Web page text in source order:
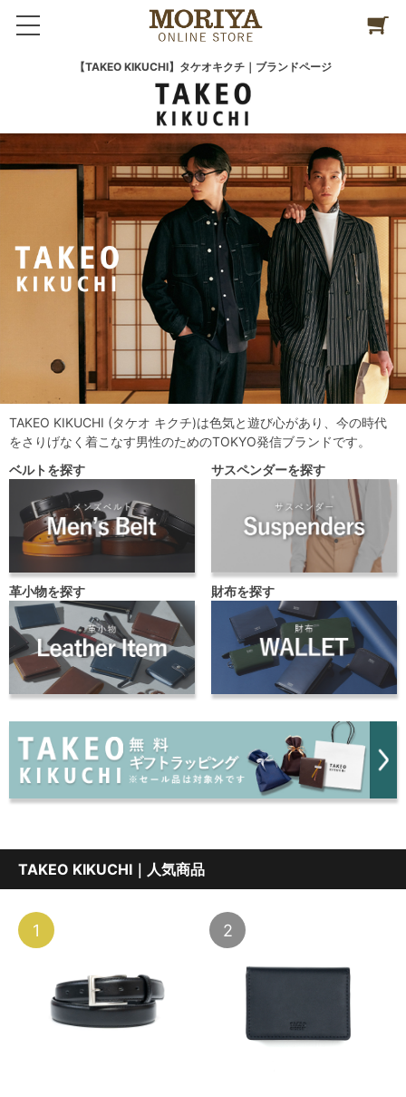
【TAKEO KIKUCHI】タケオキクチ｜ブランドページ
TAKEO KIKUCHI (タケオ キクチ)は色気と遊び心があり、今の時代
をさりげなく着こなす男性のためのTOKYO発信ブランドです。
ベルトを探す
サスペンダーを探す
革小物を探す 財布を探す
TAKEO KIKUCHI｜人気商品
1 2